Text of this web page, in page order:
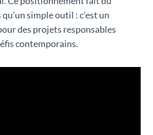
simple outil : c’est un
des projets responsables
contemporains.